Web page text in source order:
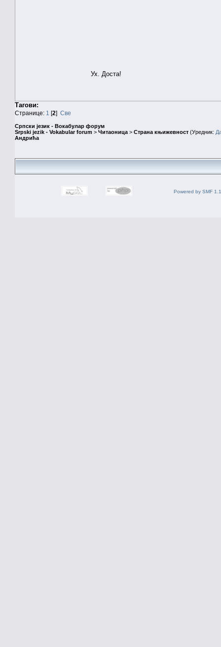
Ух. Доста!
Тагови:
Странице: 1 [2] Све
Српски језик - Вокабулар форум
Srpski jezik - Vokabular forum > Читаоница > Страна књижевност (Уредник:
Андрића
Powered by SMF